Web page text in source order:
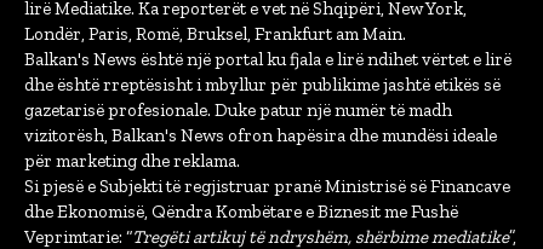
lirë Mediatike. Ka reporterët e vet në Shqipëri, New York,
Londër, Paris, Romë, Bruksel, Frankfurt am Main.
Balkan's News është një portal ku fjala e lirë ndihet vërtet e lirë
dhe është rreptësisht i mbyllur për publikime jashtë etikës së
gazetarisë profesionale. Duke patur një numër të madh
vizitorësh, Balkan's News ofron hapësira dhe mundësi ideale
për marketing dhe reklama.
Si pjesë e Subjekti të regjistruar pranë Ministrisë së Financave
dhe Ekonomisë, Qëndra Kombëtare e Biznesit me Fushë
Veprimtarie: “Tregëti artikuj të ndryshëm, shërbime mediatike”,